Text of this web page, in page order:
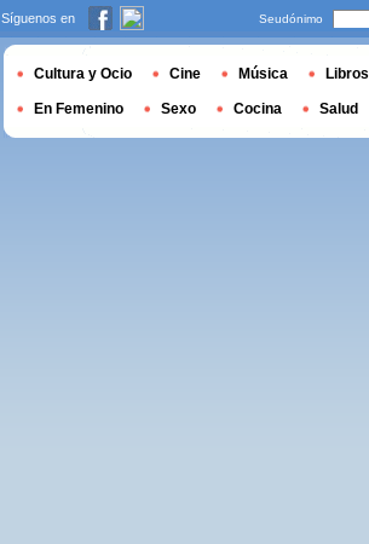
Síguenos en Seudónimo
Cultura y Ocio Cine Música Libros
En Femenino Sexo Cocina Salud